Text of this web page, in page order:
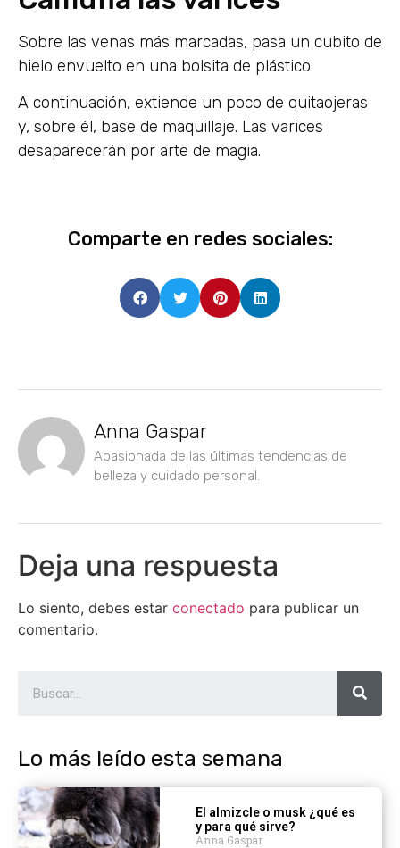
Sobre las venas más marcadas, pasa un cubito de
hielo envuelto en una bolsita de plástico.
A continuación, extiende un poco de quitaojeras
y, sobre él, base de maquillaje. Las varices
desaparecerán por arte de magia.
Comparte en redes sociales:
Anna Gaspar
Apasionada de las últimas tendencias de
belleza y cuidado personal.
Deja una respuesta
Lo siento, debes estar conectado para publicar un
comentario.
Lo más leído esta semana
El almizcle o musk ¿qué es
y para qué sirve?
Anna Gaspar